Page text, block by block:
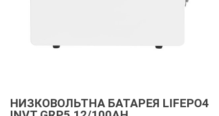
НИЗКОВОЛЬТНА БАТАРЕЯ LIFEPO4